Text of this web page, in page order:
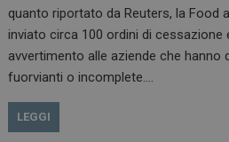
quanto riportato da Reuters, la Food
inviato circa 100 ordini di cessazione
avvertimento alle aziende che
fuorvianti o incomplete.…
LEGGI